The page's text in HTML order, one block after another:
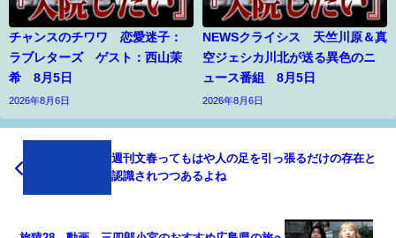
チャンスのチワワ 恋愛迷子：
ラブレターズ ゲスト：西山茉
希 8月5日
2026年8月6日
NEWSクライシス 天竺川原＆真
空ジェシカ川北が送る異色のニ
ュース番組 8月5日
2026年8月6日
週刊文春ってもはや人の足を引っ張るだけの存在と
認識されつつあるよね